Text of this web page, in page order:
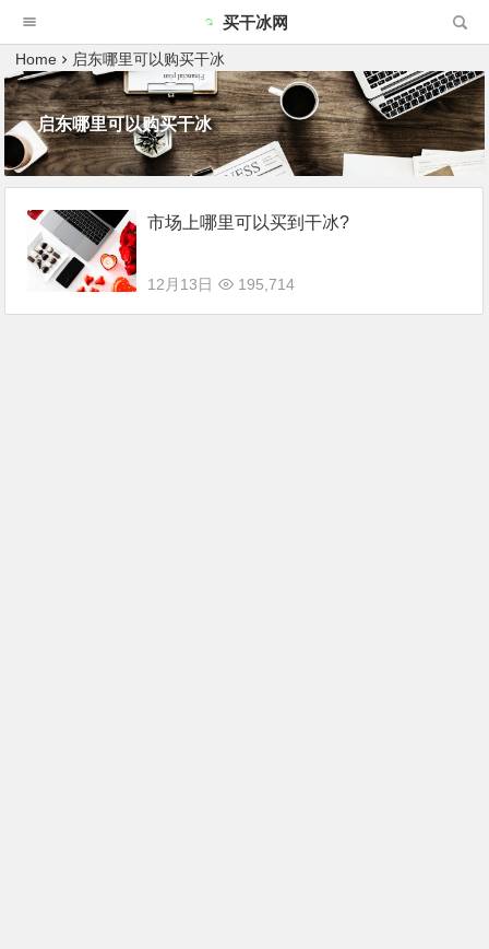
买干冰网
Home 启东哪里可以购买干冰
启东哪里可以购买干冰
市场上哪里可以买到干冰?
12月13日 195,714